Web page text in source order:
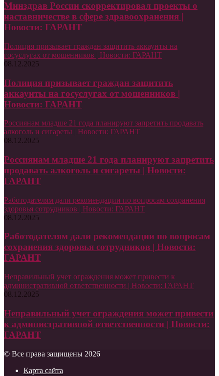
Минздрав России скорректировал проекты о
наставничестве в сфере здравоохранения |
Новости: ГАРАНТ
Полиция призывает граждан защитить аккаунты на
госуслугах от мошенников | Новости: ГАРАНТ
08.12.2025
Полиция призывает граждан защитить
аккаунты на госуслугах от мошенников |
Новости: ГАРАНТ
Россиянам младше 21 года планируют запретить продавать
алкоголь и сигареты | Новости: ГАРАНТ
08.12.2025
Россиянам младше 21 года планируют запретить
продавать алкоголь и сигареты | Новости:
ГАРАНТ
Работодателям дали рекомендации по вопросам сохранения
здоровья сотрудников | Новости: ГАРАНТ
08.12.2025
Работодателям дали рекомендации по вопросам
сохранения здоровья сотрудников | Новости:
ГАРАНТ
Неправильный учет ограждения может привести к
административной ответственности | Новости: ГАРАНТ
08.12.2025
Неправильный учет ограждения может привести
к административной ответственности | Новости:
ГАРАНТ
© Все права защищены 2026
Карта сайта